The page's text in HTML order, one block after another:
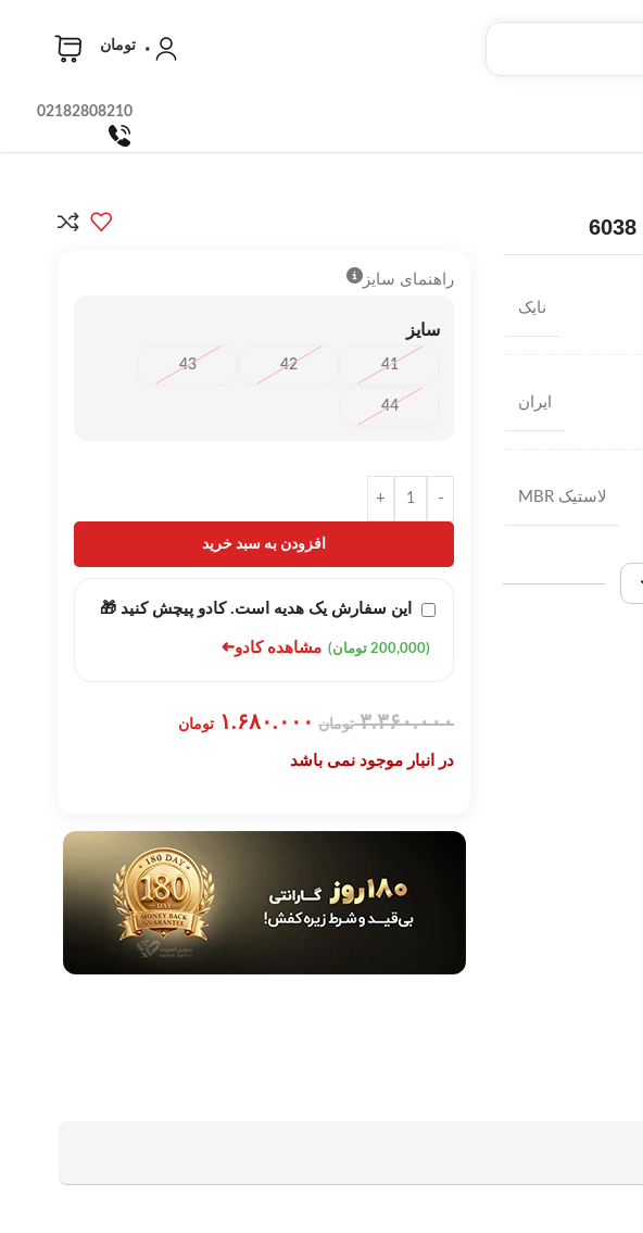
۰ تومان
02182808210
نایک
ایران
لاستیک MBR
راهنمای سایز
سایز
41
42
43
44
-
+
افزودن به سبد خرید
این سفارش یک هدیه است. کادو پیچش کنید 🎁
(200,000 تومان) مشاهده کادو➜
۳.۳۶۰.۰۰۰ تومان ۱.۶۸۰.۰۰۰ تومان
در انبار موجود نمی باشد